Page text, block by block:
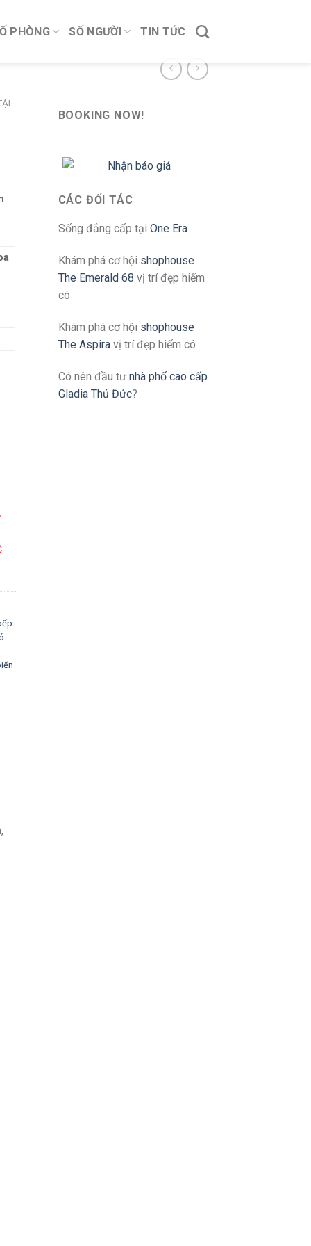
PHÒNG SỐ NGƯỜI TIN TỨC
BOOKING NOW!
CÁC ĐỐI TÁC
Sống đẳng cấp tại One Era
Khám phá cơ hội shophouse
The Emerald 68 vị trí đẹp hiếm
có
Khám phá cơ hội shophouse
The Aspiravị trí đẹp hiếm có
Có nên đầu tư nhà phố cao cấp
Gladia Thủ Đức?
,